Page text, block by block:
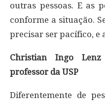
outras pessoas. E as
conforme a situação.
precisar ser pacífico, e
Christian Ingo
professor da USP
Diferentemente de